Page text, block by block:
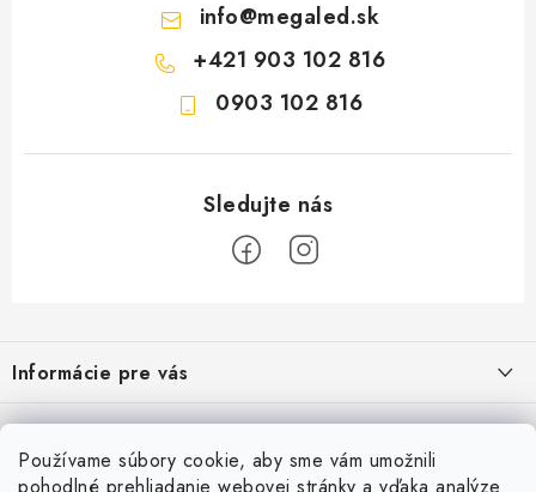
Používame súbory cookie, aby sme vám umožnili
info@megaled.sk
+421 903 102 816
0903 102 816
p
ä
Informácie pre vás
Reklamácie a formulár na odstúpenie od zmluvy
Obchodné podmienky